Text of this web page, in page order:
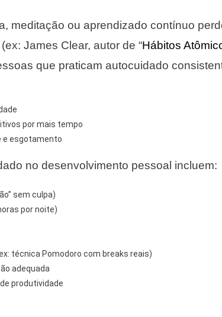
meditação ou aprendizado contínuo
James Clear, autor de “Hábitos
que praticam autocuidado
por mais tempo
e esgotamento
no desenvolvimento pessoal incluem:
sem culpa)
por noite)
técnica Pomodoro com breaks reais)
adequada
produtividade